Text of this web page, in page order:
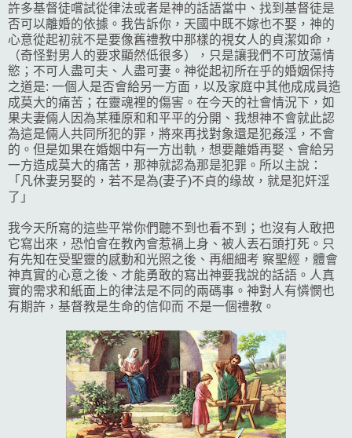
許多基督徒嚐試從律法或者是神的話語當中、找到基督徒是
否可以離婚的依據。我告訴你，天國中既不嫁也不娶，神的
心意從起初就不是要像舊禮教中那樣的視女人的貞潔如命，
（奇怪對男人的要求顯然低很多），只是讓我們不可放蕩情
慾；不可人盡可夫、人盡可妻。神從起初所在乎的婚姻保持
之道是: 一個人是否會給另一方面，以及家庭中其他成成員造
成莫大的痛苦；在靈魂裡的傷害。在今天的社會情況下，如
果夫妻倆人因為某種原和和平平的分開、我想神不會就此認
為這是倆人共同所犯的罪，將來再找對象還是犯姦淫，不會
的。但是如果在婚姻中有一方出軌，想要離婚再娶、會給另
一方造成莫大的痛苦，那神就認為那是犯罪。所以主說：
「凡休妻另娶的，若不是為(妻子)不貞的缘故，就是犯奸淫
了」
我今天所寫的這些平常你們聽不到也看不到；也沒有人敢把
它寫出來，恐怕會在教內會惹禍上身、被人丟石頭打死。只
有先知在受聖靈的感動和光照之後、再細細考 察聖經，體會
神真實的心意之後、才能勇敢的寫出神要我說的話語。人真
實的需求和紙面上的律法是不同的兩碼事。神對人有憐憫也
有期許，基督教是生命的信仰而 不是一個禮教。